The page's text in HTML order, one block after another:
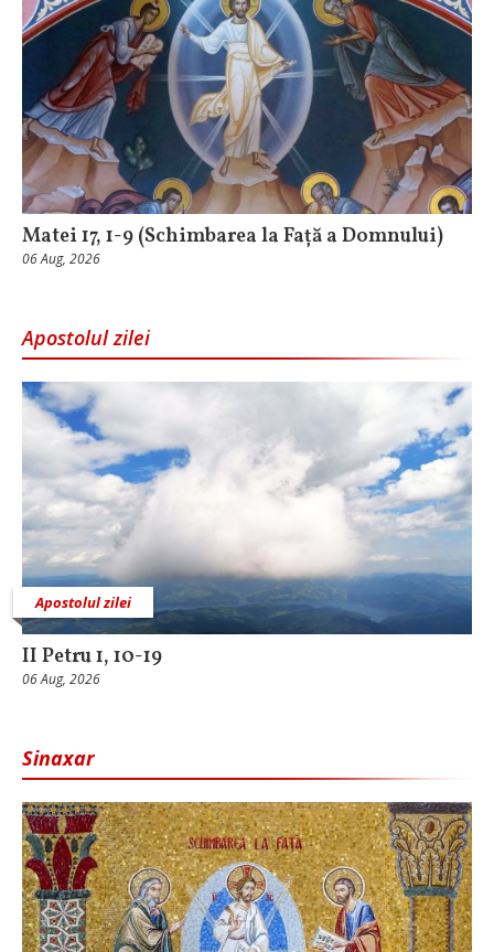
Matei 17, 1-9 (Schimbarea la Față a Domnului)
06 Aug, 2026
Apostolul zilei
Apostolul zilei
II Petru 1, 10-19
06 Aug, 2026
Sinaxar